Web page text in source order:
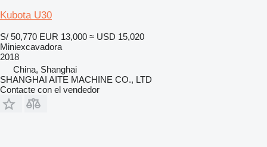
Kubota U30
S/ 50,770 EUR 13,000 ≈ USD 15,020
Miniexcavadora
2018
China, Shanghai
SHANGHAI AITE MACHINE CO., LTD
Contacte con el vendedor